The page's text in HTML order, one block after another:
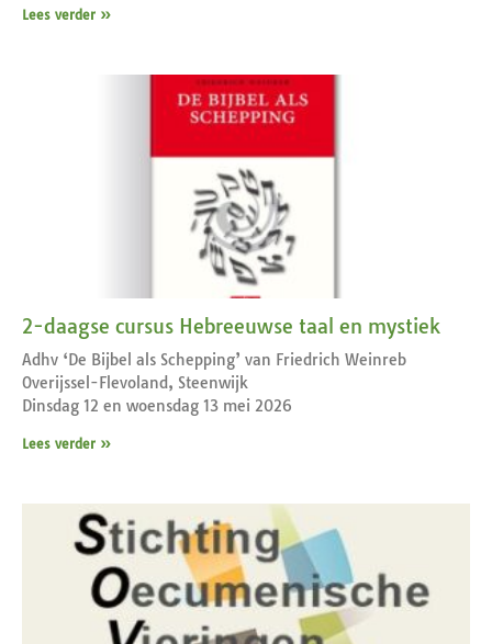
Lees verder »
2-daagse cursus Hebreeuwse taal en mystiek
Adhv ‘De Bijbel als Schepping’ van Friedrich Weinreb
Overijssel-Flevoland, Steenwijk
Dinsdag 12 en woensdag 13 mei 2026
Lees verder »